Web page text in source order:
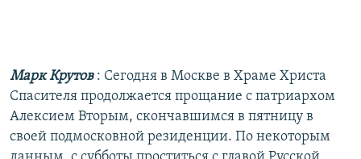
ПОДПИШИТЕСЬ НА РАССЫЛКУ
СОЦИАЛЬНЫЕ СЕТИ
Марк Крутов : Сегодня в Москве в Храме Христа
Спасителя продолжается прощание с патриархом
Алексием Вторым, скончавшимся в пятницу в
своей подмосковной резиденции. По некоторым